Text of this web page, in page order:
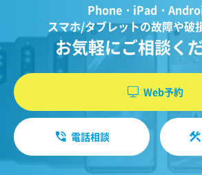
携先｣といいます。）などから
ります。
当社は、ユーザーについて、利
やソフトウエア、購入した商品
ジや広告の履歴、検索した検
用日時、利用方法、利用環境（
てご利用の場合の当該端末の通
際しての各種設定情報なども含
ドレス、クッキー情報、位置情
当社は、お客様の携帯電話が故障
機能・性能を修復・維持すること
本サービスを提供致します。お客
機能・性能に関する特別のご要望
態にすることをお約束するもので
修理依頼品の点検作業の結果、そ
よっては修理等の処理ができない
ので、ご了承ください。 当社は、
頼品の状態、故障部分あるいは当
り、修理による対応が不可能、困
Phone・iPad・
スマホ/タブレットの故障や破
お気軽にご相談く
Web予約
電話相談